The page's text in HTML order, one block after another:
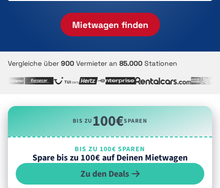
Mietwagen finden
Vergleiche über 900 Vermieter an 85.000 Stationen
BIS ZU100€SPAREN
BIS ZU 100€ SPAREN
Spare bis zu 100€ auf Deinen Mietwagen
Zu den Deals